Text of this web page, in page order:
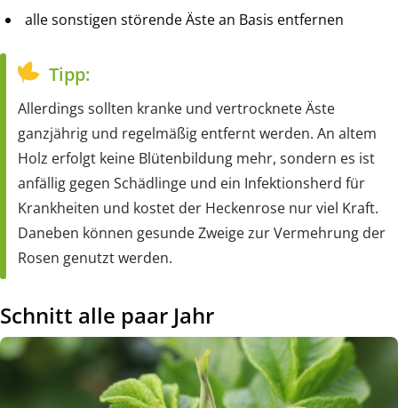
alle sonstigen störende Äste an Basis entfernen
Tipp:
Allerdings sollten kranke und vertrocknete Äste
ganzjährig und regelmäßig entfernt werden. An altem
Holz erfolgt keine Blütenbildung mehr, sondern es ist
anfällig gegen Schädlinge und ein Infektionsherd für
Krankheiten und kostet der Heckenrose nur viel Kraft.
Daneben können gesunde Zweige zur Vermehrung der
Rosen genutzt werden.
Schnitt alle paar Jahr